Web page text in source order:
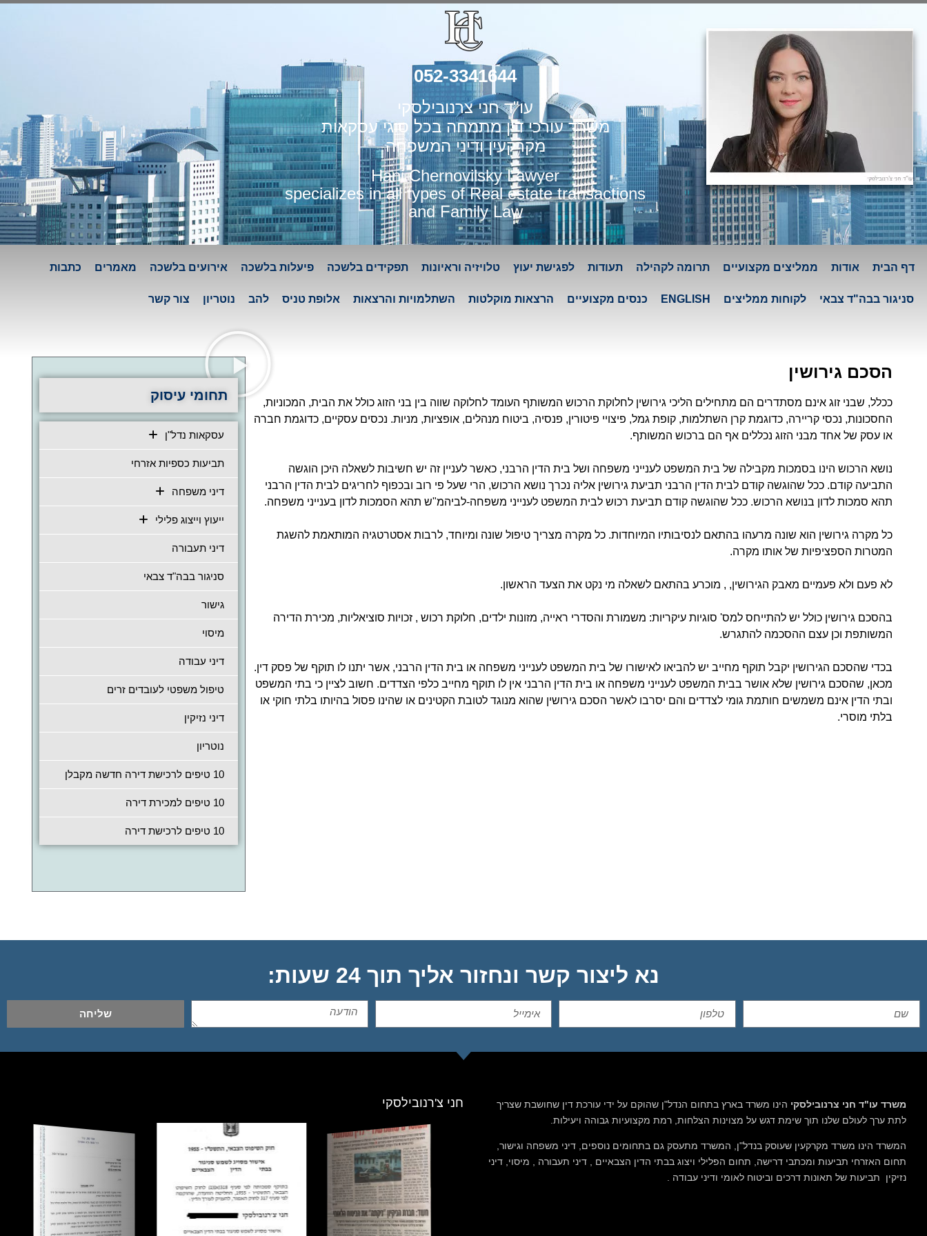
052-3341644
עו"ד חני צרנובילסקי
משרד עורכי דין מתמחה בכל סוגי עסקאות
מקרקעין ודיני המשפחה
Hani Chernovilsky Lawyer
specializes in all types of Real estate transactions
and Family Law
דף הבית אודות ממליצים מקצועיים תרומה לקהילה תעודות לפגישת יעוץ טלויזיה וראיונות תפקידים בלשכה פיעלות בלשכה אירועים בלשכה מאמרים כתבות
סניגור בבה"ד צבאי לקוחות ממליצים ENGLISH כנסים מקצועיים הרצאות מוקלטות השתלמויות והרצאות אלופת טניס להב נוטריון צור קשר
הסכם גירושין
ככלל, שבני זוג אינם מסתדרים הם מתחילים הליכי גירושין לחלוקת הרכוש המשותף העומד לחלוקה שווה בין בני הזוג כולל את הבית, המכוניות,
החסכונות, נכסי קריירה, כדוגמת קרן השתלמות, קופת גמל, פיצויי פיטורין, פנסיה, ביטוח מנהלים, אופציות, מניות. נכסים עסקיים, כדוגמת חברה
או עסק של אחד מבני הזוג נכללים אף הם ברכוש המשותף.
נושא הרכוש הינו בסמכות מקבילה של בית המשפט לענייני משפחה ושל בית הדין הרבני, כאשר לעניין זה יש חשיבות לשאלה היכן הוגשה
התביעה קודם. ככל שהוגשה קודם לבית הדין הרבני תביעת גירושין אליה נכרך נושא הרכוש, הרי שעל פי רוב ובכפוף לחריגים לבית הדין הרבני
תהא סמכות לדון בנושא הרכוש. ככל שהוגשה קודם תביעת רכוש לבית המשפט לענייני משפחה-לביהמ"ש תהא הסמכות לדון בענייני משפחה.
כל מקרה גירושין הוא שונה מרעהו בהתאם לנסיבותיו המיוחדות. כל מקרה מצריך טיפול שונה ומיוחד, לרבות אסטרטגיה המותאמת להשגת
המטרות הספציפיות של אותו מקרה.
לא פעם ולא פעמיים מאבק הגירושין, , מוכרע בהתאם לשאלה מי נקט את הצעד הראשון.
בהסכם גירושין כולל יש להתייחס למס' סוגיות עיקריות: משמורת והסדרי ראייה, מזונות ילדים, חלוקת רכוש , זכויות סוציאליות, מכירת הדירה
המשותפת וכן עצם ההסכמה להתגרש.
בכדי שהסכם הגירושין יקבל תוקף מחייב יש להביאו לאישורו של בית המשפט לענייני משפחה או בית הדין הרבני, אשר יתנו לו תוקף של פסק דין.
מכאן, שהסכם גירושין שלא אושר בבית המשפט לענייני משפחה או בית הדין הרבני אין לו תוקף מחייב כלפי הצדדים. חשוב לציין כי בתי המשפט
ובתי הדין אינם משמשים חותמת גומי לצדדים והם יסרבו לאשר הסכם גירושין שהוא מנוגד לטובת הקטינים או שהינו פסול בהיותו בלתי חוקי או
בלתי מוסרי.
תחומי עיסוק
עסקאות נדל"ן
תביעות כספיות אזרחי
דיני משפחה
ייעוץ וייצוג פלילי
דיני תעבורה
סניגור בבה"ד צבאי
גישור
מיסוי
דיני עבודה
טיפול משפטי לעובדים זרים
דיני נזיקין
נוטריון
10 טיפים לרכישת דירה חדשה מקבלן
10 טיפים למכירת דירה
10 טיפים לרכישת דירה
נא ליצור קשר ונחזור אליך תוך 24 שעות:
שליחה
משרד עו"ד חני צרנובילסקי הינו משרד בארץ בתחום הנדל"ן שהוקם על ידי עורכת דין שחושבת שצריך
לתת ערך לעולם שלנו תוך שימת דגש על מצוינות הצלחות, רמת מקצועיות גבוהה ויעילות.
המשרד הינו משרד מקרקעין שעוסק בנדל"ן, המשרד מתעסק גם בתחומים נוספים, דיני משפחה וגישור,
תחום האזרחי תביעות ומכתבי דרישה, תחום הפלילי ויצוג בבתי הדין הצבאיים , דיני תעבורה , מיסוי, דיני
נזיקין תביעות של תאונות דרכים וביטוח לאומי ודיני עבודה .
חני צ'רנובילסקי